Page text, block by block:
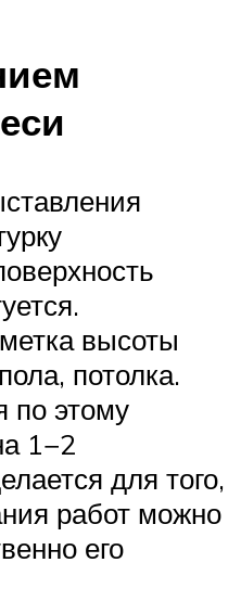
высоты
потолка.
по этому
1−2
для того,
работ можно
его